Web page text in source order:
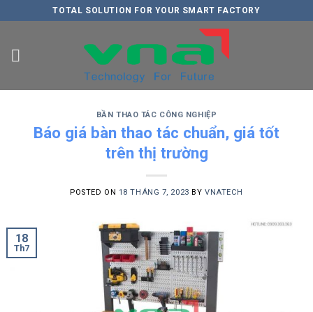
to
TOTAL SOLUTION FOR YOUR SMART FACTORY
BẦN THAO TÁC CÔNG NGHIỆP
Báo giá bàn thao tác chuẩn, giá tốt
trên thị trường
POSTED ON 18 THÁNG 7, 2023 BY VNATECH
18
Th7